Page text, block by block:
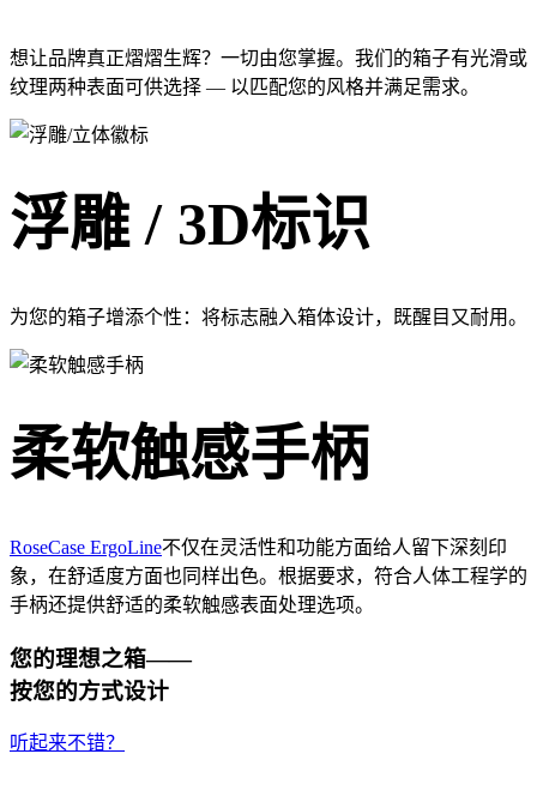
想让品牌真正熠熠生辉？一切由您掌握。我们的箱子有光滑或
纹理两种表面可供选择 — 以匹配您的风格并满足需求。
浮雕 / 3D标识
为您的箱子增添个性：将标志融入箱体设计，既醒目又耐用。
柔软触感手柄
RoseCase ErgoLine不仅在灵活性和功能方面给人留下深刻印
象，在舒适度方面也同样出色。根据要求，符合人体工程学的
手柄还提供舒适的柔软触感表面处理选项。
您的理想之箱——
按您的方式设计
听起来不错？